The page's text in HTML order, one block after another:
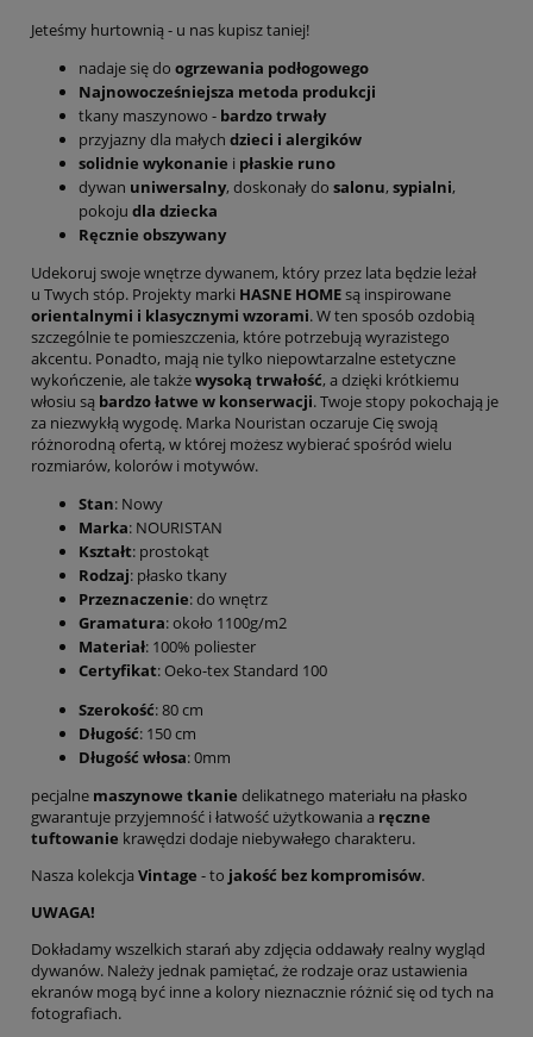
Jeteśmy hurtownią - u nas kupisz taniej!
nadaje się do ogrzewania podłogowego
Najnowocześniejsza metoda produkcji
tkany maszynowo - bardzo trwały
przyjazny dla małych dzieci i alergików
solidnie wykonanie i płaskie runo
dywan uniwersalny, doskonały do salonu, sypialni,
pokoju dla dziecka
Ręcznie obszywany
Udekoruj swoje wnętrze dywanem, który przez lata będzie leżał
u Twych stóp. Projekty marki HASNE HOMEsą inspirowane
orientalnymi i klasycznymi wzorami. W ten sposób ozdobią
szczególnie te pomieszczenia, które potrzebują wyrazistego
akcentu. Ponadto, mają nie tylko niepowtarzalne estetyczne
wykończenie, ale takżewysoką trwałość, a dzięki krótkiemu
włosiu są bardzo łatwe w konserwacji. Twoje stopy pokochają je
za niezwykłą wygodę. Marka Nouristan oczaruje Cię swoją
różnorodną ofertą, w której możesz wybierać spośród wielu
rozmiarów, kolorów i motywów.
Stan: Nowy
Marka: NOURISTAN
Kształt: prostokąt
Rodzaj: płasko tkany
Przeznaczenie: do wnętrz
Gramatura: około 1100g/m2
Materiał: 100% poliester
Certyfikat: Oeko-tex Standard 100
Szerokość: 80 cm
Długość: 150 cm
Długość włosa: 0mm
pecjalne maszynowe tkanie delikatnego materiału na płasko
gwarantuje przyjemność i łatwość użytkowania a ręczne
tuftowanie krawędzi dodaje niebywałego charakteru.
Nasza kolekcja Vintage - to jakość bez kompromisów.
UWAGA!
Dokładamy wszelkich starań aby zdjęcia oddawały realny wygląd
dywanów. Należy jednak pamiętać, że rodzaje oraz ustawienia
ekranów mogą być inne a kolory nieznacznie różnić się od tych na
fotografiach.